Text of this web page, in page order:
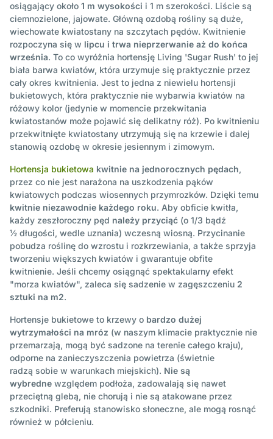
osiągający około 1 m wysokości i 1 m szerokości. Liście są
ciemnozielone, jajowate. Główną ozdobą rośliny są duże,
wiechowate kwiatostany na szczytach pędów. Kwitnienie
rozpoczyna się w lipcu i trwa nieprzerwanie aż do końca
września. To co wyróżnia hortensję Living 'Sugar Rush' to jej
biała barwa kwiatów, która urzymuje się praktycznie przez
cały okres kwitnienia. Jest to jedna z niewielu hortensji
bukietowych, która praktycznie nie wybarwia kwiatów na
różowy kolor (jedynie w momencie przekwitania
kwiatostanów może pojawić się delikatny róż). Po kwitnieniu
przekwitnięte kwiatostany utrzymują się na krzewie i dalej
stanowią ozdobę w okresie jesiennym i zimowym.
Hortensja bukietowa kwitnie na jednorocznych pędach,
przez co nie jest narażona na uszkodzenia pąków
kwiatowych podczas wiosennych przymrozków. Dzięki temu
kwitnie niezawodnie każdego roku. Aby obficie kwitła,
każdy zeszłoroczny pęd należy przyciąć (o 1/3 bądź
½ długości, wedle uznania) wczesną wiosną. Przycinanie
pobudza roślinę do wzrostu i rozkrzewiania, a także sprzyja
tworzeniu większych kwiatów i gwarantuje obfite
kwitnienie. Jeśli chcemy osiągnąć spektakularny efekt
"morza kwiatów", zaleca się sadzenie w zagęszczeniu 2
sztuki na m2.
Hortensje bukietowe to krzewy o bardzo dużej
wytrzymałości na mróz (w naszym klimacie praktycznie nie
przemarzają, mogą być sadzone na terenie całego kraju),
odporne na zanieczyszczenia powietrza (świetnie
radzą sobie w warunkach miejskich). Nie są
wybredne względem podłoża, zadowalają się nawet
przeciętną glebą, nie chorują i nie są atakowane przez
szkodniki. Preferują stanowisko słoneczne, ale mogą rosnąć
również w półcieniu.